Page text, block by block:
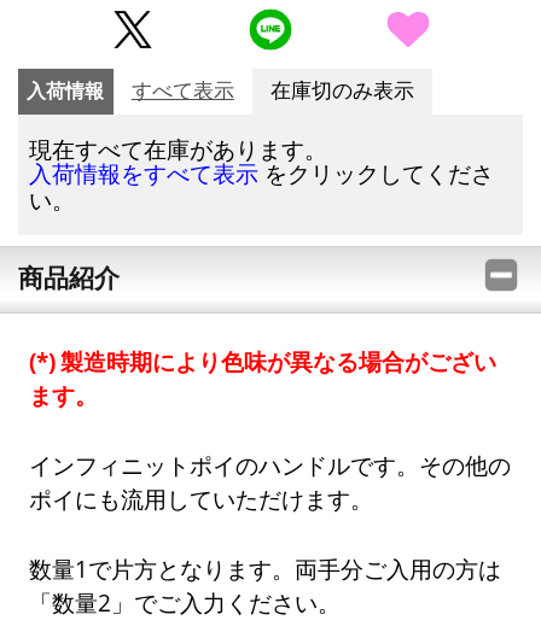
入荷情報 すべて表示 在庫切のみ表示
現在すべて在庫があります。
入荷情報をすべて表示 をクリックしてくださ
い。
商品紹介
製造時期により色味が異なる場合がござい
ます。
インフィニットポイのハンドルです。その他の
ポイにも流用していただけます。
数量1で片方となります。両手分ご入用の方は
「数量2」でご入力ください。